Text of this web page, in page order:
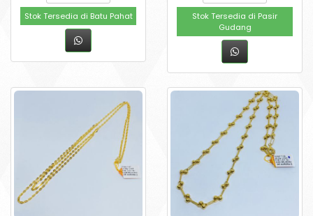
Stok Tersedia di Batu Pahat
Stok Tersedia di Pasir
Gudang